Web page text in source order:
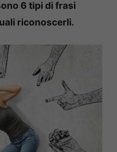
6 tipi di frasi
riconoscerli.